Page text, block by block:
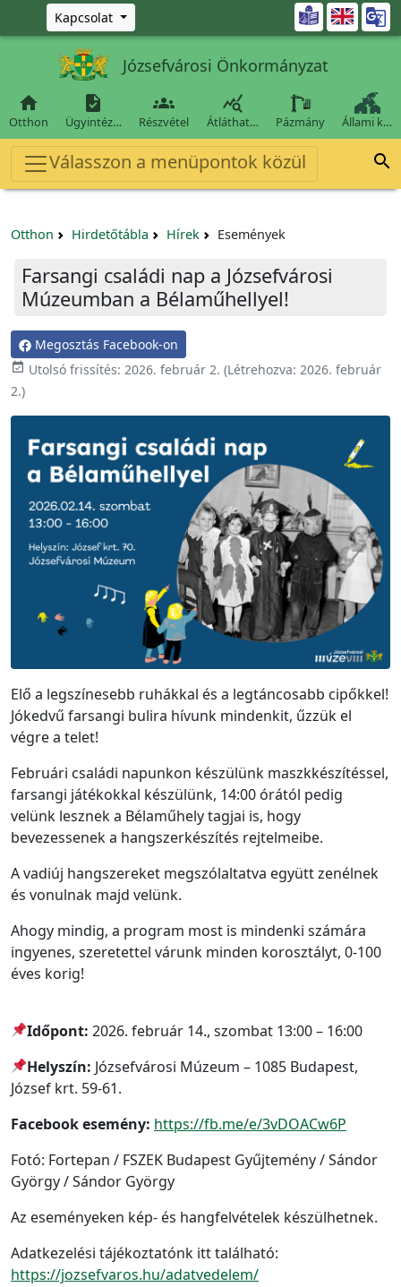
Ugrás a fő tartalomra
Kapcsolat 
Józsefvárosi Önkormányzat

Otthon

Ügyintéz…

Részvétel

Átláthat… Pázmány Állami k…
Válasszon a menüpontok közül 
Otthon Hirdetőtábla Hírek Események
Farsangi családi nap a Józsefvárosi
Múzeumban a Bélaműhellyel!
Megosztás Facebook-on
 Utolsó frissítés: 2026. február 2. (Létrehozva: 2026. február
2.)
Elő a legszínesebb ruhákkal és a legtáncosabb cipőkkel!
Jókedvű farsangi bulira hívunk mindenkit, űzzük el
végre a telet!
Februári családi napunkon készülünk maszkkészítéssel,
farsangi játékokkal készülünk, 14:00 órától pedig
velünk lesznek a Bélaműhely tagjai is, hogy
bevezessenek a hangszerkészítés rejtelmeibe.
A vadiúj hangszereket megszólaltatva együtt zenélnek
és vonulnak majd velünk.
Ahogy mindig, a program most is mindenki számára
ingyenes, szeretettel várunk minden korosztályt, 0-100
éves korig!
Időpont: 2026. február 14., szombat 13:00 – 16:00
Helyszín: Józsefvárosi Múzeum – 1085 Budapest,
József krt. 59-61.
Facebook esemény: https://fb.me/e/3vDOACw6P
Fotó: Fortepan / FSZEK Budapest Gyűjtemény / Sándor
György / Sándor György
Az eseményeken kép- és hangfelvételek készülhetnek.
Adatkezelési tájékoztatónk itt található:
https://jozsefvaros.hu/adatvedelem/